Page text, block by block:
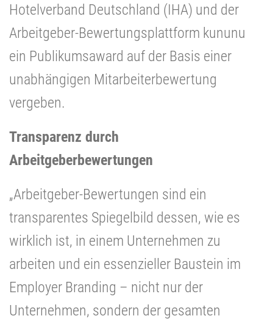
Hotelverband Deutschland (IHA) und der
Arbeitgeber-Bewertungsplattform kununu
ein Publikumsaward auf der Basis einer
unabhängigen Mitarbeiterbewertung
vergeben.
Transparenz durch
Arbeitgeberbewertungen
„Arbeitgeber-Bewertungen sind ein
transparentes Spiegelbild dessen, wie es
wirklich ist, in einem Unternehmen zu
arbeiten und ein essenzieller Baustein im
Employer Branding – nicht nur der
Unternehmen, sondern der gesamten